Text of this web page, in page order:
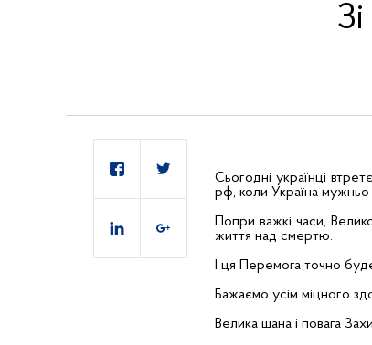
Сьогодні українці
рф, коли Україна
Попри важкі часи,
життя над смертю.
І ця Перемога точно
Бажаємо усім міцного
Велика шана і повага